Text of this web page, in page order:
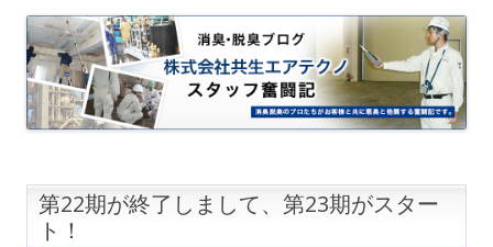
第22期が終了しまして、第23期がスター
ト！